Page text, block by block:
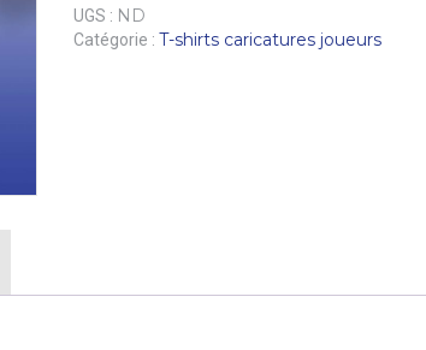
UGS : ND
Catégorie : T-shirts caricatures joueurs